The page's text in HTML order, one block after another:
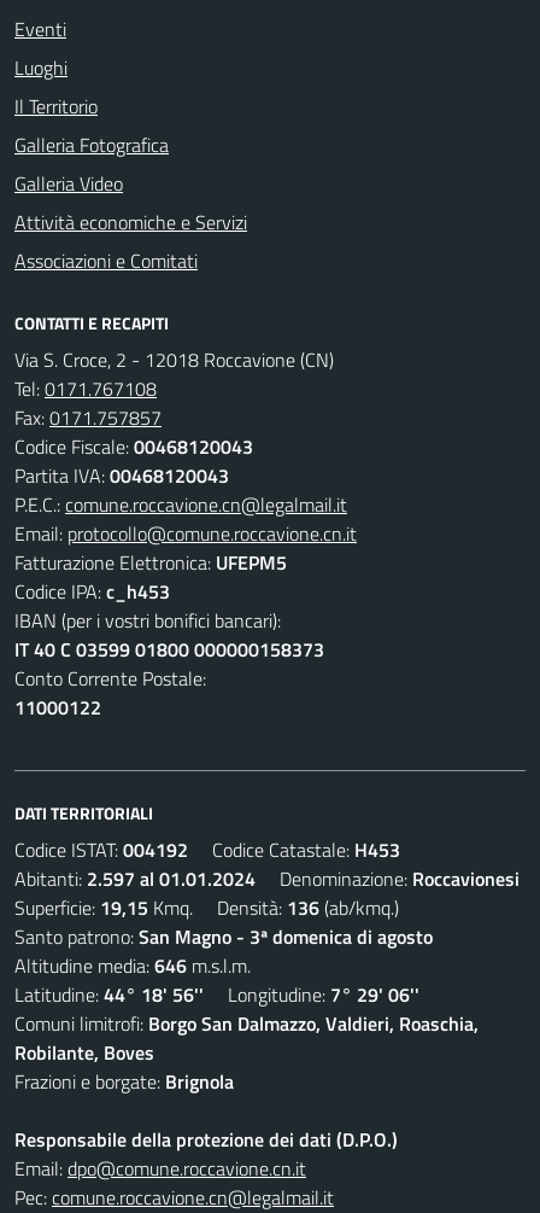
Eventi
Luoghi
Il Territorio
Galleria Fotografica
Galleria Video
Attività economiche e Servizi
Associazioni e Comitati
CONTATTI E RECAPITI
Via S. Croce, 2 - 12018 Roccavione (CN)
Tel:0171.767108
Fax:0171.757857
Codice Fiscale:00468120043
Partita IVA:00468120043
P.E.C.:comune.roccavione.cn@legalmail.it
Email: protocollo@comune.roccavione.cn.it
Fatturazione Elettronica: UFEPM5
Codice IPA:c_h453
IBAN (per i vostri bonifici bancari):
IT 40 C 03599 01800 000000158373
Conto Corrente Postale:
11000122
DATI TERRITORIALI
Codice ISTAT:004192 Codice Catastale: H453
Abitanti: 2.597 al 01.01.2024 Denominazione: Roccavionesi
Superficie: 19,15 Kmq. Densità: 136(ab/kmq.)
Santo patrono:San Magno - 3ª domenica di agosto
Altitudine media:646 m.s.l.m.
Latitudine:44° 18' 56'' Longitudine: 7° 29' 06''
Comuni limitrofi: Borgo San Dalmazzo, Valdieri, Roaschia,
Robilante, Boves
Frazioni e borgate: Brignola
Responsabile della protezione dei dati (D.P.O.)
Email:dpo@comune.roccavione.cn.it
Pec:comune.roccavione.cn@legalmail.it